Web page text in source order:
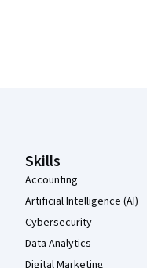
Skills
Accounting
Artificial Intelligence (AI)
Cybersecurity
Data Analytics
Digital Marketing